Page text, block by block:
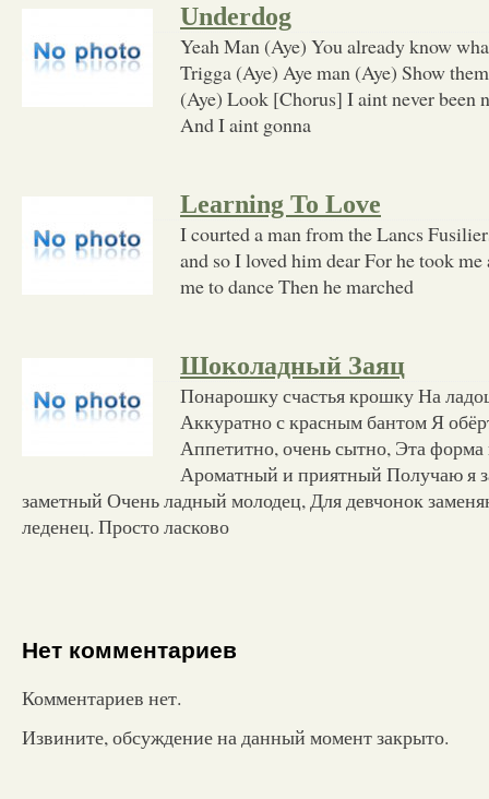
Underdog
Yeah Man (Aye) You already know
Trigga (Aye) Aye man (Aye) Show
(Aye) Look [Chorus] I aint never been
And I aint gonna
Learning To Love
I courted a man from the Lancs
and so I loved him dear For he took
me to dance Then he marched
Шоколадный Заяц
Понарошку счастья крошку На
Аккуратно с красным бантом Я
Аппетитно, очень сытно, Эта форма
Ароматный и приятный Получаю я
заметный Очень ладный молодец, Для девчонок
леденец. Просто ласково
Нет комментариев
Комментариев нет.
Извините, обсуждение на данный момент закрыто.